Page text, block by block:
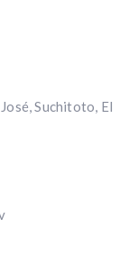
Suchitoto, El